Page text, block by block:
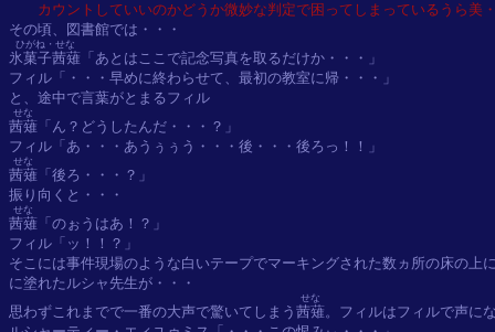
カウントしていいのかどうか微妙な判定で困ってしまっているうら美
氷菓子茜薙
ひがね・せな
「あとはここで記念写真を取るだけか・・・」
フィル「・・・早めに終わらせて、最初の教室に帰・・・」
茜薙
せな
「ん？どうしたんだ・・・？」
茜薙
せな
「後ろ・・・？」
茜薙
せな
「のぉうはあ！？」
フィル「ッ！！？」
そこには事件現場のような白いテープでマーキングされた数ヵ所の床の上
に塗れたルシャ先生が・・・
思わずこれまでで一番の大声で驚いてしまう 茜薙
せな
。フィルはフィルで声に